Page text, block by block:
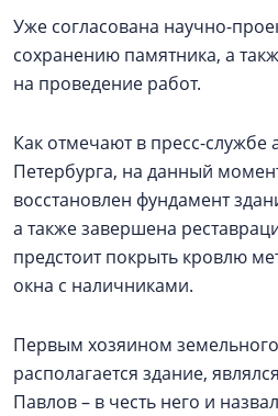
Уже согласована научно-
сохранению памятника, а
на проведение работ.
Как отмечают в пресс-службе
Петербурга, на данный
восстановлен фундамент
а также завершена
предстоит покрыть кровлю
окна с наличниками.
Первым хозяином
располагается здание,
Павлов – в честь него и